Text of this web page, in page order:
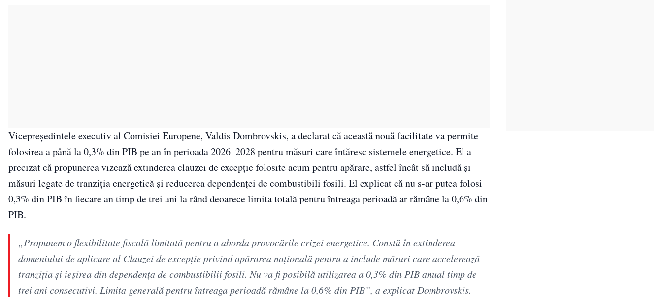
Vicepreședintele executiv al Comisiei Europene, Valdis Dombrovskis, a declarat că această nouă facilitate va permite
folosirea a până la 0,3% din PIB pe an în perioada 2026–2028 pentru măsuri care întăresc sistemele energetice. El a
precizat că propunerea vizează extinderea clauzei de excepție folosite acum pentru apărare, astfel încât să includă și
măsuri legate de tranziția energetică și reducerea dependenței de combustibili fosili. El explicat că nu s-ar putea folosi
0,3% din PIB în fiecare an timp de trei ani la rând deoarece limita totală pentru întreaga perioadă ar rămâne la 0,6% din
PIB.
„Propunem o flexibilitate fiscală limitată pentru a aborda provocările crizei energetice. Constă în extinderea
domeniului de aplicare al Clauzei de excepție privind apărarea națională pentru a include măsuri care accelerează
tranziția și ieșirea din dependența de combustibilii fosili. Nu va fi posibilă utilizarea a 0,3% din PIB anual timp de
trei ani consecutivi. Limita generală pentru întreaga perioadă rămâne la 0,6% din PIB”, a explicat Dombrovskis.